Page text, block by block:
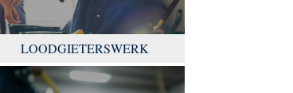
LOODGIETERSWERK